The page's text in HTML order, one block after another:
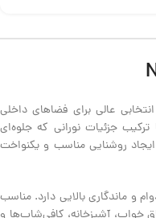
عالی برای فضاهای داخلی
جزئیات نورانی که جلوه‌ای
روشنایی مناسب و یکنواخت
و ماندگاری بالایی دارد. مناسب